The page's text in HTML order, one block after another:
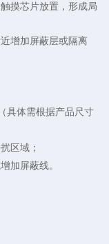
摸芯片放置，形成局
增加屏蔽层或隔离
（具体需根据产品尺寸
区域；
加屏蔽线。